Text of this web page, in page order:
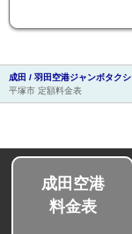
成田 / 羽田空港ジャンボタク
平塚市 定額料金表
成田空港
料金表